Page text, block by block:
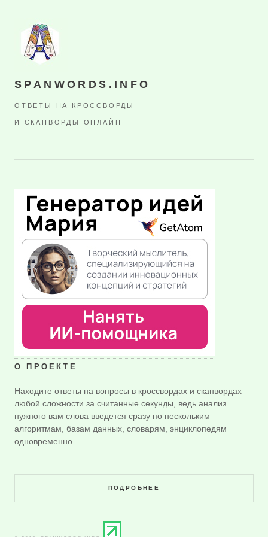
SPANWORDS.INFO
ОТВЕТЫ НА КРОССВОРДЫ
И СКАНВОРДЫ ОНЛАЙН
О ПРОЕКТЕ
Находите ответы на вопросы в кроссвордах и сканвордах
любой сложности за считанные секунды, ведь анализ
нужного вам слова введется сразу по нескольким
алгоритмам, базам данных, словарям, энциклопедям
одновременно.
ПОДРОБНЕЕ